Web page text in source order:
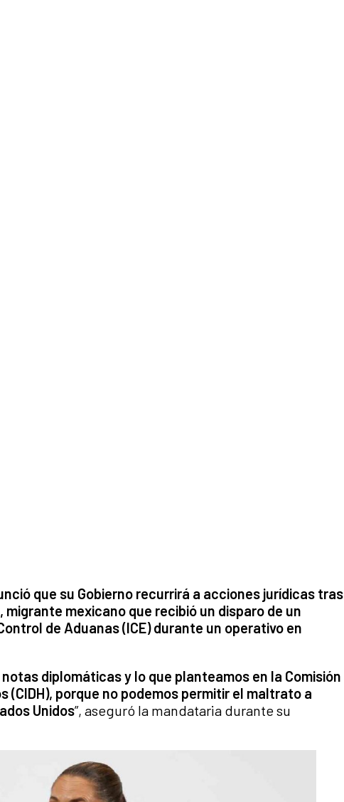
que su Gobierno recurrirá a acciones jurídicas tras
mexicano que recibió un disparo de un
de Aduanas (ICE) durante un operativo en
diplomáticas y lo que planteamos en la Comisión
(CIDH), porque no podemos permitir el maltrato a
Unidos”, aseguró la mandataria durante su